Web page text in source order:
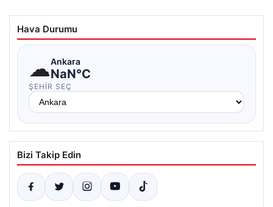
Hava Durumu
☁Ankara
NaN°C
ŞEHIR SEÇ
Bizi Takip Edin